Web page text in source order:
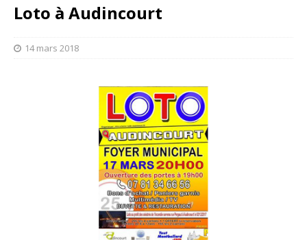
Loto à Audincourt
14 mars 2018